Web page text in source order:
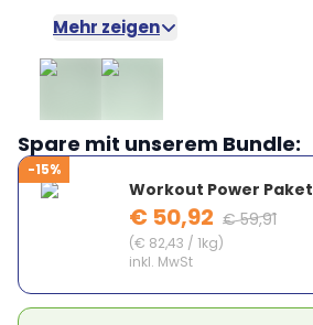
Mehr zeigen
Spare mit unserem Bundle:
-15%
Workout Power Paket
€ 50,92 € 59,91
(€ 82,43 / 1kg)
inkl. MwSt